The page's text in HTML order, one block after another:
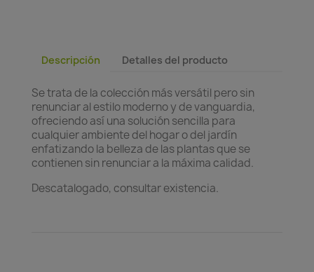
Descripción Detalles del producto
Se trata de la colección más versátil pero sin
renunciar al estilo moderno y de vanguardia,
ofreciendo así una solución sencilla para
cualquier ambiente del hogar o del jardín
enfatizando la belleza de las plantas que se
contienen sin renunciar a la máxima calidad.
Descatalogado, consultar existencia.